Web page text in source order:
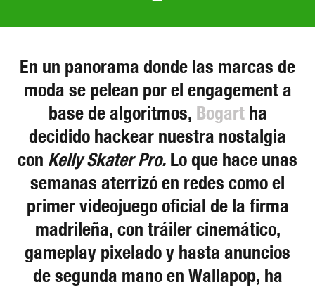
En un panorama donde las marcas de
moda se pelean por el engagement a
base de algoritmos, Bogartha
decidido hackear nuestra nostalgia
con Kelly Skater Pro. Lo que hace unas
semanas aterrizó en redes como el
primer videojuego oficial de la firma
madrileña, con tráiler cinemático,
gameplay pixelado y hasta anuncios
de segunda mano en Wallapop, ha